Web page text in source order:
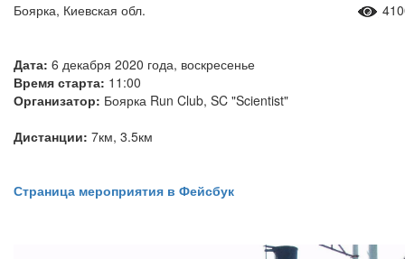
Боярка, Киевская обл.
Дата: 6 декабря 2020 года, воскресенье
Время старта: 11:00
Организатор: Боярка Run Club, SC "Scientist"
Дистанции: 7км, 3.5км
Страница мероприятия в Фейсбук